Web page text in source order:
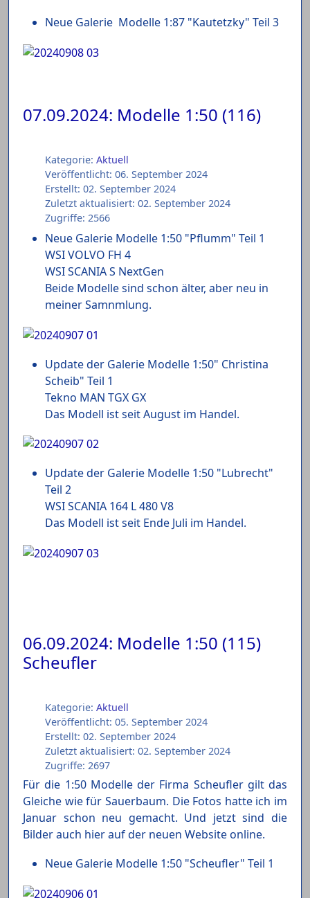
Neue Galerie Modelle 1:87 "Kautetzky" Teil 3
07.09.2024: Modelle 1:50 (116)
Kategorie: Aktuell
Veröffentlicht: 06. September 2024
Erstellt: 02. September 2024
Zuletzt aktualisiert: 02. September 2024
Zugriffe: 2566
Neue Galerie Modelle 1:50 "Pflumm" Teil 1
WSI VOLVO FH 4
WSI SCANIA S NextGen
Beide Modelle sind schon älter, aber neu in
meiner Samnmlung.
Update der Galerie Modelle 1:50" Christina
Scheib" Teil 1
Tekno MAN TGX GX
Das Modell ist seit August im Handel.
Update der Galerie Modelle 1:50 "Lubrecht"
Teil 2
WSI SCANIA 164 L 480 V8
Das Modell ist seit Ende Juli im Handel.
06.09.2024: Modelle 1:50 (115)
Scheufler
Kategorie: Aktuell
Veröffentlicht: 05. September 2024
Erstellt: 02. September 2024
Zuletzt aktualisiert: 02. September 2024
Zugriffe: 2697
Für die 1:50 Modelle der Firma Scheufler gilt das
Gleiche wie für Sauerbaum. Die Fotos hatte ich im
Januar schon neu gemacht. Und jetzt sind die
Bilder auch hier auf der neuen Website online.
Neue Galerie Modelle 1:50 "Scheufler" Teil 1